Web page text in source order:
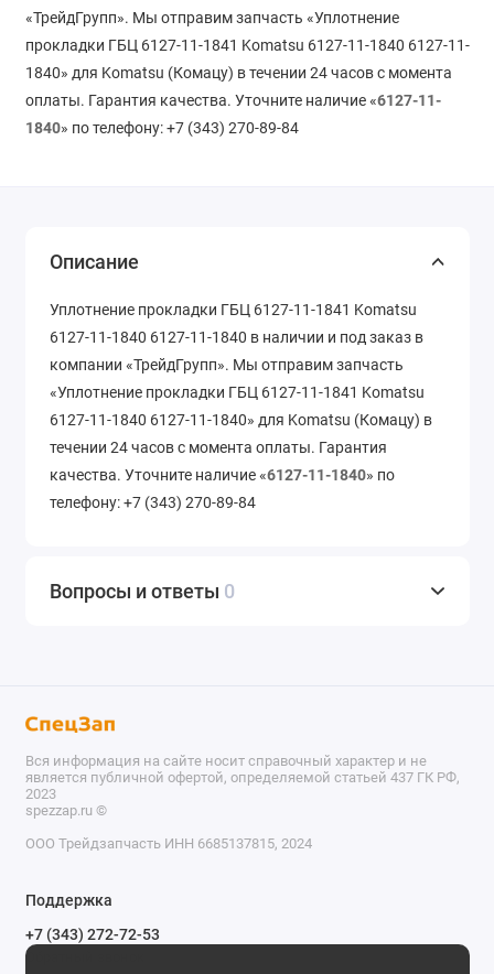
«ТрейдГрупп». Мы отправим запчасть «Уплотнение
прокладки ГБЦ 6127-11-1841 Komatsu 6127-11-1840 6127-11-
1840» для Komatsu (Комацу) в течении 24 часов с момента
оплаты. Гарантия качества. Уточните наличие «6127-11-
1840» по телефону: +7 (343) 270-89-84
Описание
Уплотнение прокладки ГБЦ 6127-11-1841 Komatsu
6127-11-1840 6127-11-1840 в наличии и под заказ в
компании «ТрейдГрупп». Мы отправим запчасть
«Уплотнение прокладки ГБЦ 6127-11-1841 Komatsu
6127-11-1840 6127-11-1840» для Komatsu (Комацу) в
течении 24 часов с момента оплаты. Гарантия
качества. Уточните наличие «6127-11-1840» по
телефону: +7 (343) 270-89-84
Вопросы и ответы 0
Вся информация на сайте носит справочный характер и не
является публичной офертой, определяемой статьей 437 ГК РФ,
2023
spezzap.ru ©️
ООО Трейдзапчасть ИНН 6685137815, 2024
Поддержка
+7 (343) 272-72-53
Обратный звонок